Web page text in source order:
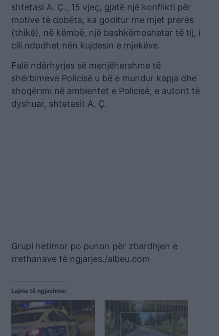
shtetasi A. Ç., 15 vjeç, gjatë një konflikti për
motive të dobëta, ka goditur me mjet prerës
(thikë), në këmbë, një bashkëmoshatar të tij, i
cili ndodhet nën kujdesin e mjekëve.
Falë ndërhyrjes së menjëhershme të
shërbimeve Policisë u bë e mundur kapja dhe
shoqërimi në ambientet e Policisë, e autorit të
dyshuar, shtetasit A. Ç.
Grupi hetimor po punon për zbardhjen e
rrethanave të ngjarjes./albeu.com
Lajme të ngjashme: